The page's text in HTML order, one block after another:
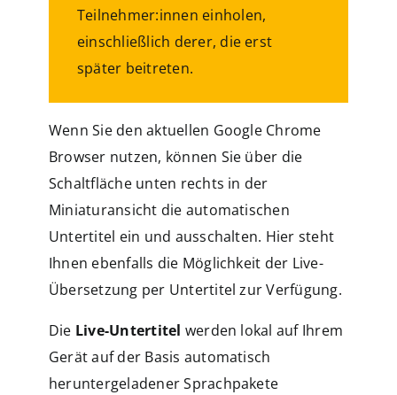
Teilnehmer:innen einholen,
einschließlich derer, die erst
später beitreten.
Wenn Sie den aktuellen Google Chrome
Browser nutzen, können Sie über die
Schaltfläche unten rechts in der
Miniaturansicht die automatischen
Untertitel ein und ausschalten. Hier steht
Ihnen ebenfalls die Möglichkeit der Live-
Übersetzung per Untertitel zur Verfügung.
Die Live-Untertitel werden lokal auf Ihrem
Gerät auf der Basis automatisch
heruntergeladener Sprachpakete